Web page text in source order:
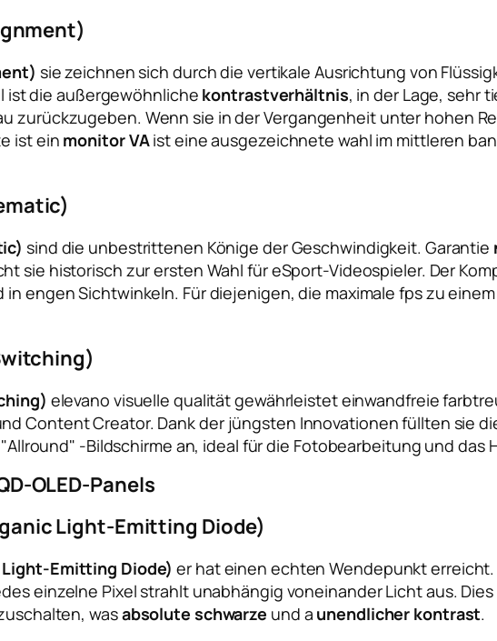
sie zeichnen sich durch die vertikale Ausrichtung von
ist die außergewöhnliche kontrastverhältnis, in der Lage, sehr
zurückzugeben. Wenn sie in der Vergangenheit unter hohen
ist ein monitor VAist eine ausgezeichnete wahl im mittleren
sind die unbestrittenen Könige der Geschwindigkeit. Garantie
sie historisch zur ersten Wahl für eSport-Videospieler. Der
in engen Sichtwinkeln. Für diejenigen, die maximale fps zu
elevano visuelle qualität gewährleistet einwandfreie
Content Creator. Dank der jüngsten Innovationen füllten sie
-Bildschirme an, ideal für die Fotobearbeitung und das
OLED-Panels
Light-Emitting Diode)
Light-Emitting Diode) er hat einen echten Wendepunkt erreicht.
einzelne Pixel strahlt unabhängig voneinander Licht aus.
wasabsolute schwarze und a unendlicher kontrast.